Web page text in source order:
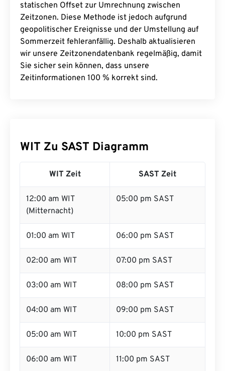
statischen Offset zur Umrechnung zwischen
Zeitzonen. Diese Methode ist jedoch aufgrund
geopolitischer Ereignisse und der Umstellung auf
Sommerzeit fehleranfällig. Deshalb aktualisieren
wir unsere Zeitzonendatenbank regelmäßig, damit
Sie sicher sein können, dass unsere
Zeitinformationen 100 % korrekt sind.
WIT Zu SAST Diagramm
WIT Zeit SAST Zeit
12:00 am WIT
(Mitternacht)
05:00 pm SAST
01:00 am WIT 06:00 pm SAST
02:00 am WIT 07:00 pm SAST
03:00 am WIT 08:00 pm SAST
04:00 am WIT 09:00 pm SAST
05:00 am WIT 10:00 pm SAST
06:00 am WIT 11:00 pm SAST